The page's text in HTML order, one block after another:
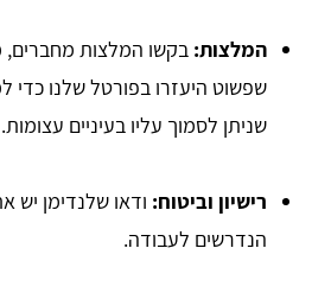
המלצות: בקשו המלצות מחברים,
שפשוט היעזרו בפורטל שלנו כדי
שניתן לסמוך עליו בעיניים עצומות.
רישיון וביטוח: ודאו שלנדימן יש
הנדרשים לעבודה.